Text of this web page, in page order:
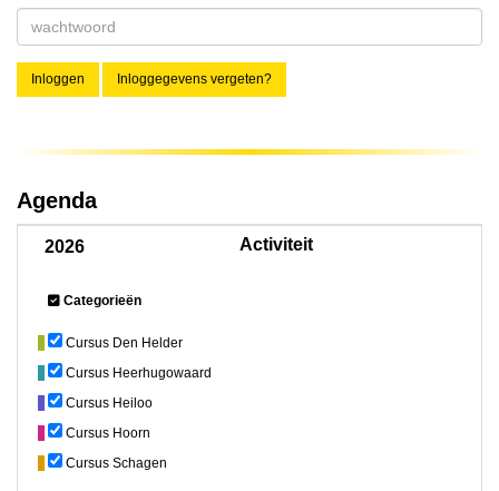
Inloggen Inloggegevens vergeten?
Agenda
2026 Activiteit
Categorieën
Cursus Den Helder
Cursus Heerhugowaard
Cursus Heiloo
Cursus Hoorn
Cursus Schagen